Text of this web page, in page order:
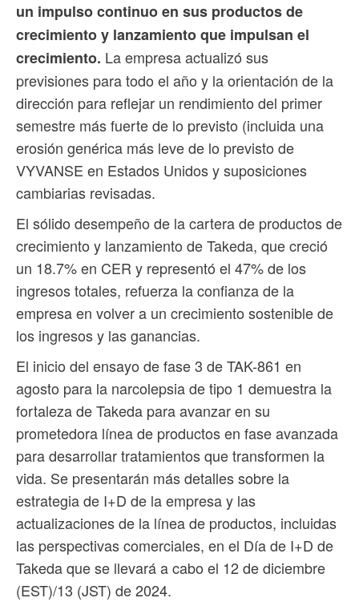
un impulso continuo en sus productos de
crecimiento y lanzamiento que impulsan el
crecimiento. La empresa actualizó sus
previsiones para todo el año y la orientación de la
dirección para reflejar un rendimiento del primer
semestre más fuerte de lo previsto (incluida una
erosión genérica más leve de lo previsto de
VYVANSE en Estados Unidos y suposiciones
cambiarias revisadas.
El sólido desempeño de la cartera de productos de
crecimiento y lanzamiento de Takeda, que creció
un 18.7% en CER y representó el 47% de los
ingresos totales, refuerza la confianza de la
empresa en volver a un crecimiento sostenible de
los ingresos y las ganancias.
El inicio del ensayo de fase 3 de TAK-861 en
agosto para la narcolepsia de tipo 1 demuestra la
fortaleza de Takeda para avanzar en su
prometedora línea de productos en fase avanzada
para desarrollar tratamientos que transformen la
vida. Se presentarán más detalles sobre la
estrategia de I+D de la empresa y las
actualizaciones de la línea de productos, incluidas
las perspectivas comerciales, en el Día de I+D de
Takeda que se llevará a cabo el 12 de diciembre
(EST)/13 (JST) de 2024.